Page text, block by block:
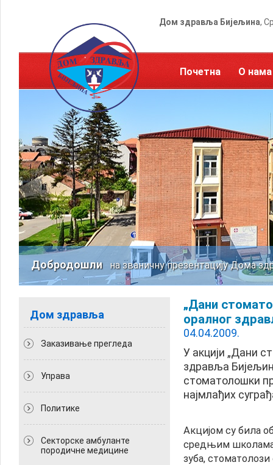
Дом здравља Бијељина,
Почетна О нама
Добродошлина званичну презентацију Дома
Дом здравља
Заказивање прегледа
Управа
Политикe
Секторске амбуланте
породичне медицине
„Дани
оралног
04.04.2009.
У акцији „Дани
здравља
стоматолошки
најмлађих
Акцијом су била
средњим
зуба,